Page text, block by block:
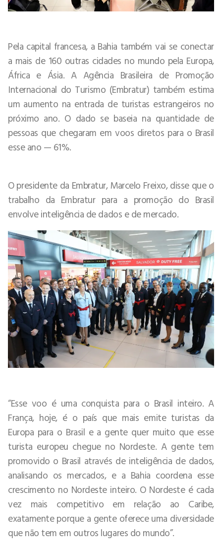
Pela capital francesa, a Bahia também vai se conectar
a mais de 160 outras cidades no mundo pela Europa,
África e Ásia. A Agência Brasileira de Promoção
Internacional do Turismo (Embratur) também estima
um aumento na entrada de turistas estrangeiros no
próximo ano. O dado se baseia na quantidade de
pessoas que chegaram em voos diretos para o Brasil
esse ano — 61%.
O presidente da Embratur, Marcelo Freixo, disse que o
trabalho da Embratur para a promoção do Brasil
envolve inteligência de dados e de mercado.
“Esse voo é uma conquista para o Brasil inteiro. A
França, hoje, é o país que mais emite turistas da
Europa para o Brasil e a gente quer muito que esse
turista europeu chegue no Nordeste. A gente tem
promovido o Brasil através de inteligência de dados,
analisando os mercados, e a Bahia coordena esse
crescimento no Nordeste inteiro. O Nordeste é cada
vez mais competitivo em relação ao Caribe,
exatamente porque a gente oferece uma diversidade
que não tem em outros lugares do mundo”.